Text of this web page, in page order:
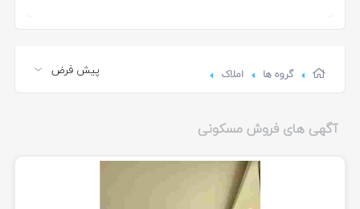
گروه ها املاک
آگهی های فروش مسکونی